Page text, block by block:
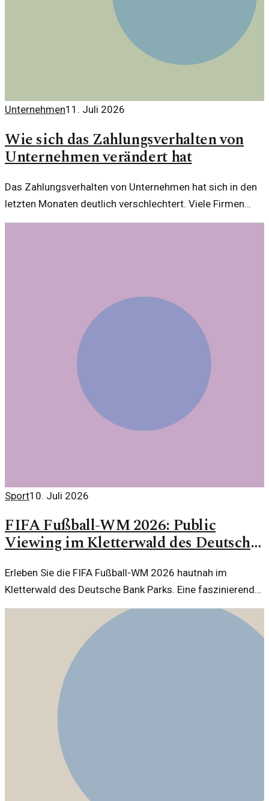
Unternehmen11. Juli 2026
Wie sich das Zahlungsverhalten von
Unternehmen verändert hat
Das Zahlungsverhalten von Unternehmen hat sich in den
letzten Monaten deutlich verschlechtert. Viele Firmen
zahlen Rechnungen später oder gar nicht, was zu einem
Sport10. Juli 2026
FIFA Fußball-WM 2026: Public
Viewing im Kletterwald des Deutsche
Erleben Sie die FIFA Fußball-WM 2026 hautnah im
Kletterwald des Deutsche Bank Parks. Eine faszinierende
Kombination aus Sport und Abenteuer erwartet Sie.